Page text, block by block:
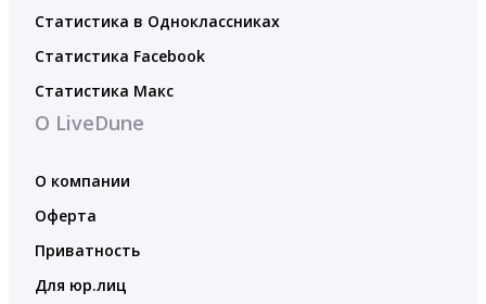
Статистика в Одноклассниках
Статистика Facebook
Статистика Макс
О LiveDune
О компании
Оферта
Приватность
Для юр.лиц